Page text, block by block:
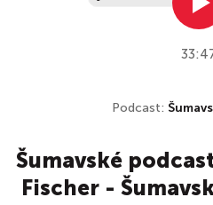
Podcast:
Šumavské
Fischer -